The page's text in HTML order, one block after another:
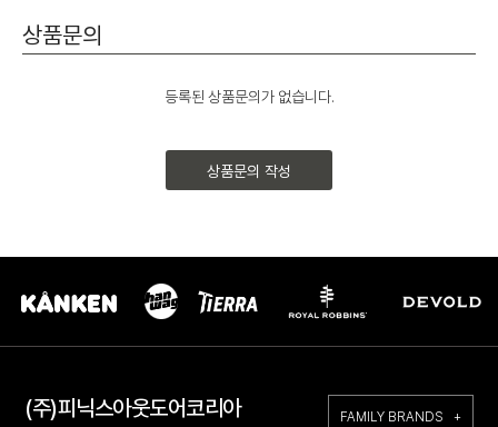
상품문의
등록된 상품문의가 없습니다.
상품문의 작성
(주)피닉스아웃도어코리아 FAMILY BRANDS +